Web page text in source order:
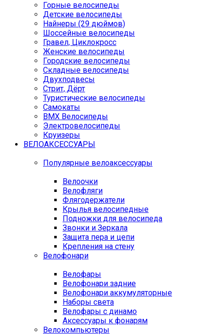
Горные велосипеды
Детские велосипеды
Найнеры (29 дюймов)
Шоссейные велосипеды
Гравел, Циклокросс
Женские велосипеды
Городcкие велосипеды
Складные велосипеды
Двухподвесы
Стрит, Дёрт
Туристические велосипеды
Самокаты
BMX Велосипеды
Электровелосипеды
Круизеры
ВЕЛОАКСЕССУАРЫ
Популярные велоаксессуары
Велоочки
Велофляги
Флягодержатели
Крылья велосипедные
Подножки для велосипеда
Звонки и Зеркала
Защита пера и цепи
Крепления на стену
Велофонари
Велофары
Велофонари задние
Велофонари аккумуляторные
Наборы света
Велофары с динамо
Аксессуары к фонарям
Велокомпьютеры